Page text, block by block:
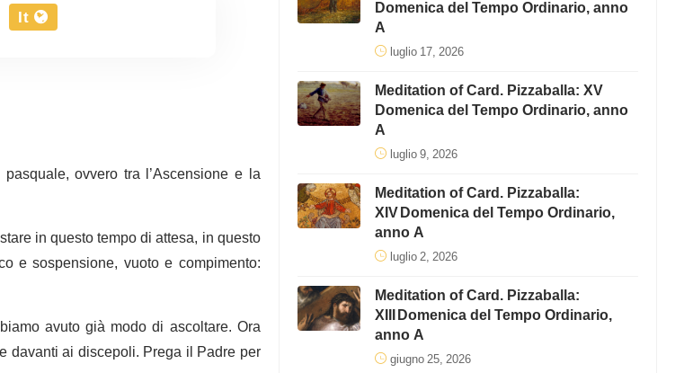
It
ovvero tra l’Ascensione e la
in questo tempo di attesa, in questo
e sospensione, vuoto e compimento:
avuto già modo di ascoltare. Ora
davanti ai discepoli. Prega il Padre per
Domenica del Tempo Ordinario, anno
A
luglio 17, 2026
Meditation of Card. Pizzaballa: XV
Domenica del Tempo Ordinario, anno
A
luglio 9, 2026
Meditation of Card. Pizzaballa:
XIV Domenica del Tempo Ordinario,
anno A
luglio 2, 2026
Meditation of Card. Pizzaballa:
XIII Domenica del Tempo Ordinario,
anno A
giugno 25, 2026